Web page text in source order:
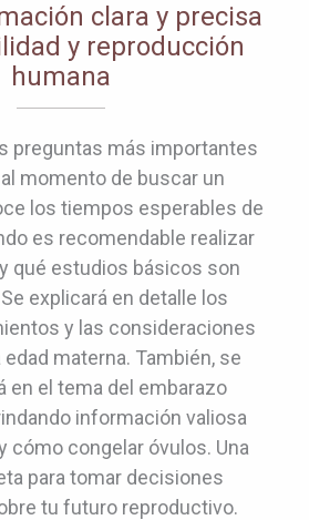
clara y precisa
y reproducción
humana
preguntas más importantes
momento de buscar un
los tiempos esperables de
es recomendable realizar
qué estudios básicos son
explicará en detalle los
y las consideraciones
materna. También, se
en el tema del embarazo
información valiosa
cómo congelar óvulos. Una
para tomar decisiones
tu futuro reproductivo.